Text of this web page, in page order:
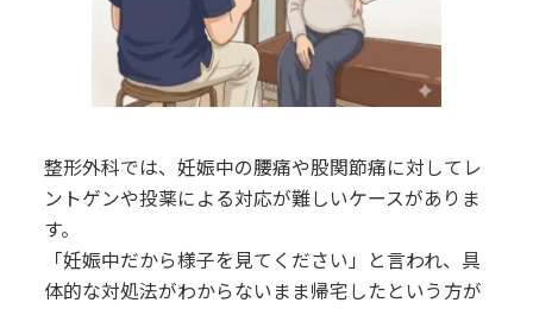
整形外科では、妊娠中の腰痛や股関節痛に対してレ
ントゲンや投薬による対応が難しいケースがありま
す。
「妊娠中だから様子を見てください」と言われ、具
体的な対処法がわからないまま帰宅したという方が